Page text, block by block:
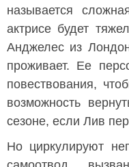
называется
актрисе будет
Анджелес из
проживает. Ее
повествования,
возможность
сезоне, если Лив
Но циркулируют